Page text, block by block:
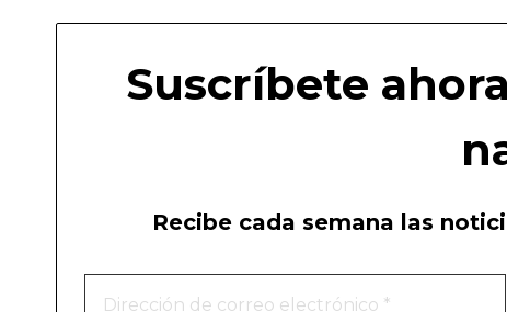
Suscríbete
Recibe cada semana las